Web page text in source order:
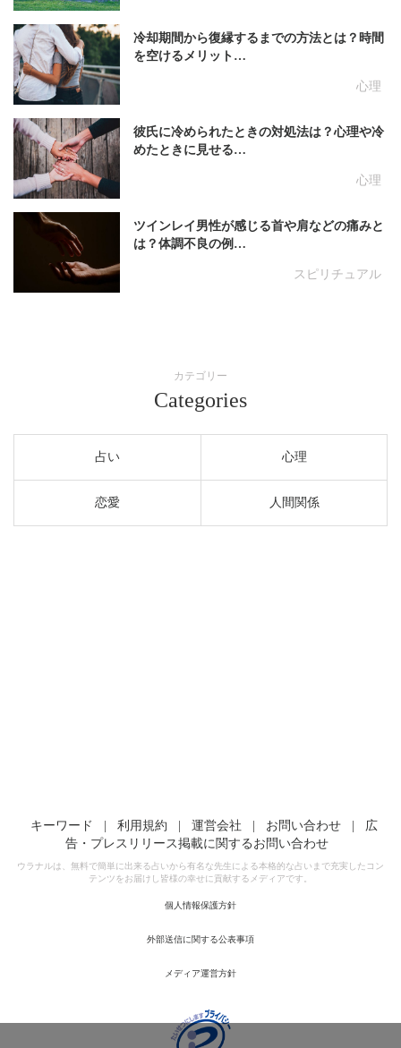
心理
冷却期間から復縁するまでの方法とは？時間
を空けるメリット…
心理
彼氏に冷められたときの対処法は？心理や冷
めたときに見せる…
スピリチュアル
ツインレイ男性が感じる首や肩などの痛みと
は？体調不良の例…
カテゴリー
Categories
占い 心理
恋愛 人間関係
キーワード 利用規約 運営会社 お問い合わせ
広
告・プレスリリース掲載に関するお問い合わせ
ウラナルは、無料で簡単に出来る占いから有名な先生による本格的な占いまで充実したコン
テンツをお届けし皆様の幸せに貢献するメディアです。
個人情報保護方針
外部送信に関する公表事項
メディア運営方針